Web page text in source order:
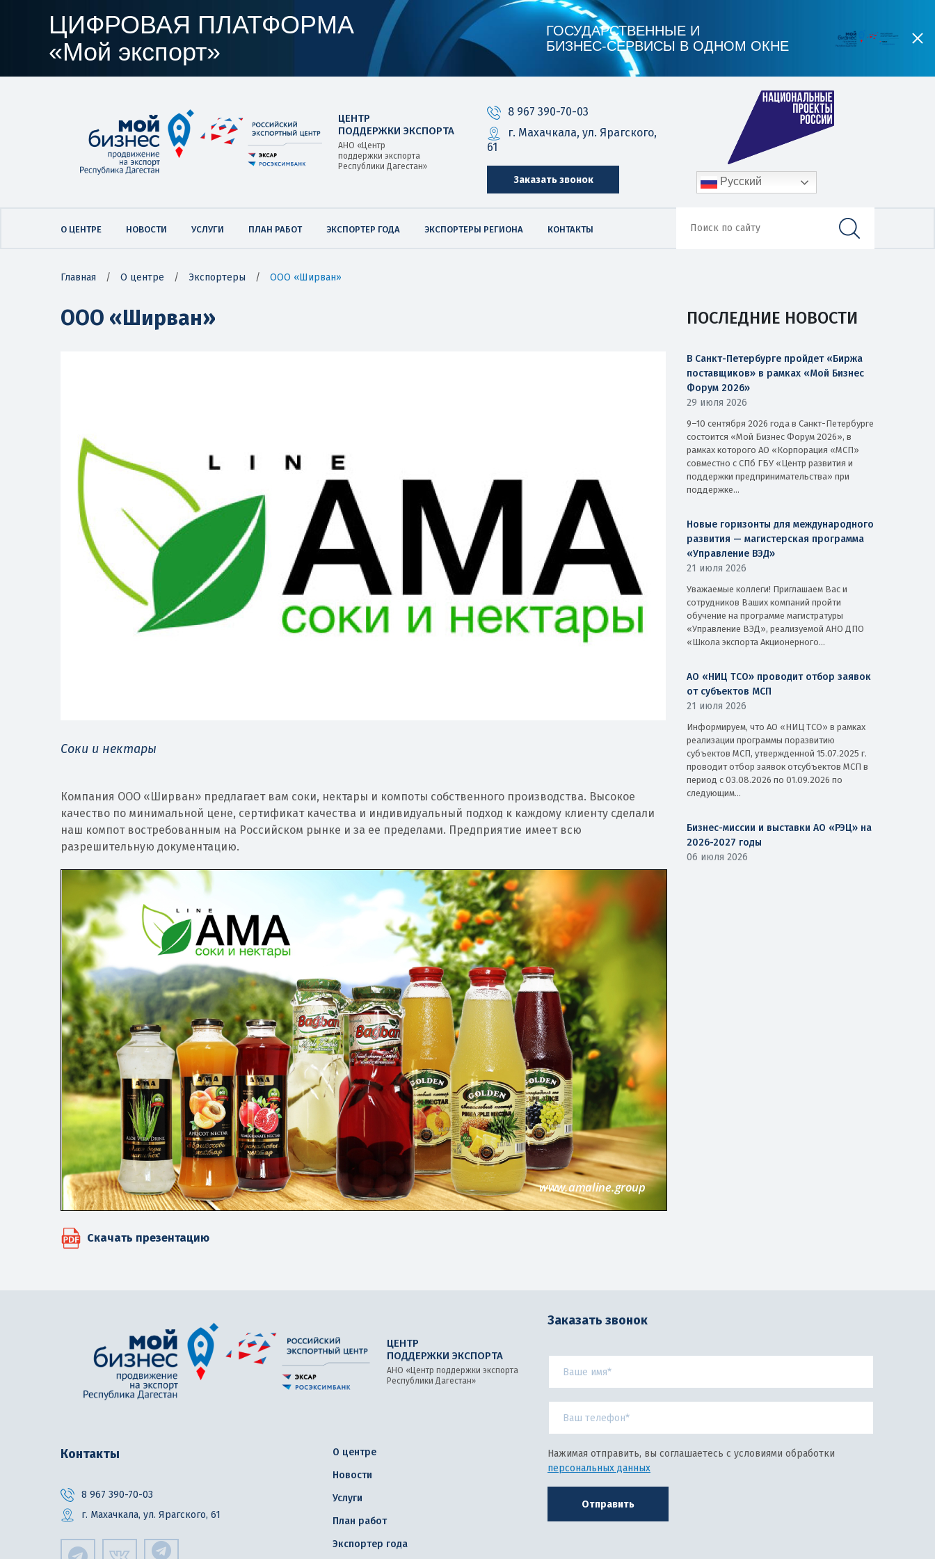
ЦИФРОВАЯ ПЛАТФОРМА
«Мой экспорт»
ГОСУДАРСТВЕННЫЕ И
БИЗНЕС‑СЕРВИСЫ В ОДНОМ ОКНЕ
ЦЕНТР
ПОДДЕРЖКИ ЭКСПОРТА
АНО «Центр
поддержки экспорта
Республики Дагестан»
8 967 390-70-03
г. Махачкала, ул. Ярагского,
61
Заказать звонок Русский
О ЦЕНТРЕ НОВОСТИ УСЛУГИ ПЛАН РАБОТ ЭКСПОРТЕР ГОДА ЭКСПОРТЕРЫ РЕГИОНА КОНТАКТЫ
Главная / О центре / Экспортеры / ООО «Ширван»
ООО «Ширван»
Соки и нектары
Компания ООО «Ширван» предлагает вам соки, нектары и компоты собственного производства. Высокое
качество по минимальной цене, сертификат качества и индивидуальный подход к каждому клиенту сделали
наш компот востребованным на Российском рынке и за ее пределами. Предприятие имеет всю
разрешительную документацию.
Скачать презентацию
ПОСЛЕДНИЕ НОВОСТИ
В Санкт-Петербурге пройдет «Биржа
поставщиков» в рамках «Мой Бизнес
Форум 2026»
29 июля 2026
9–10 сентября 2026 года в Санкт-Петербурге
состоится «Мой Бизнес Форум 2026», в
рамках которого АО «Корпорация «МСП»
совместно с СПб ГБУ «Центр развития и
поддержки предпринимательства» при
поддержке...
Новые горизонты для международного
развития — магистерская программа
«Управление ВЭД»
21 июля 2026
Уважаемые коллеги! Приглашаем Вас и
сотрудников Ваших компаний пройти
обучение на программе магистратуры
«Управление ВЭД», реализуемой АНО ДПО
«Школа экспорта Акционерного...
АО «НИЦ ТСО» проводит отбор заявок
от субъектов МСП
21 июля 2026
Информируем, что АО «НИЦ ТСО» в рамках
реализации программы поразвитию
субъектов МСП, утвержденной 15.07.2025 г.
проводит отбор заявок отсубъектов МСП в
период с 03.08.2026 по 01.09.2026 по
следующим...
Бизнес-миссии и выставки АО «РЭЦ» на
2026-2027 годы
06 июля 2026
ЦЕНТР
ПОДДЕРЖКИ ЭКСПОРТА
АНО «Центр поддержки экспорта
Республики Дагестан»
Контакты
8 967 390-70-03
г. Махачкала, ул. Ярагского, 61
О центре
Новости
Услуги
План работ
Экспортер года
Заказать звонок
Нажимая отправить, вы соглашаетесь с условиями обработки
персональных данных
Отправить